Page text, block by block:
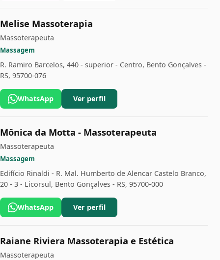
Melise Massoterapia
Massoterapeuta
Massagem
R. Ramiro Barcelos, 440 - superior - Centro, Bento Gonçalves -
RS, 95700-076
WhatsApp Ver perfil
Mônica da Motta - Massoterapeuta
Massoterapeuta
Massagem
Edifício Rinaldi - R. Mal. Humberto de Alencar Castelo Branco,
20 - 3 - Licorsul, Bento Gonçalves - RS, 95700-000
WhatsApp Ver perfil
Raiane Riviera Massoterapia e Estética
Massoterapeuta